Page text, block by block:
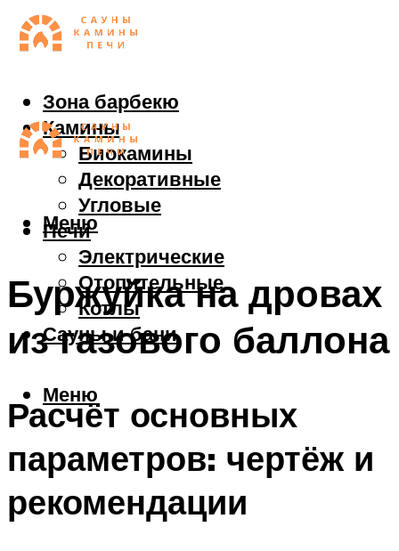
Зона барбекю
Камины
Биокамины
Декоративные
Угловые
Печи
Электрические
Отопительные
Котлы
Сауны и бани
Меню
Меню
Буржуйка на дровах
из газового баллона
Расчёт основных
параметров: чертёж и
рекомендации